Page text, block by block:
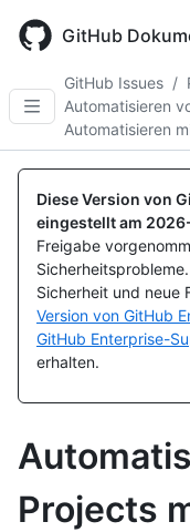
main
GitHub
GitHub Issues /
Automatisieren
Automatisieren
Diese Version von
eingestellt am
Freigabe
Sicherheit und neue
Version von GitHub
GitHub Enterprise-
erhalten.
Projects